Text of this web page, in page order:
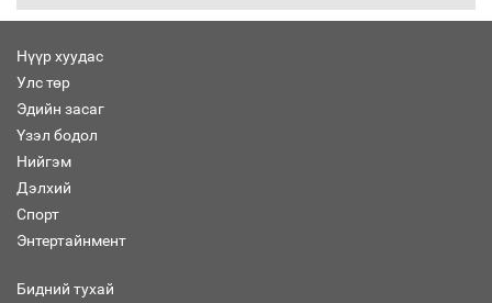
албан татварыг тэглэлээ
Нүүр хуудас
Улс төр
Эдийн засаг
Үзэл бодол
Нийгэм
Дэлхий
Спорт
Энтертайнмент
Бидний тухай